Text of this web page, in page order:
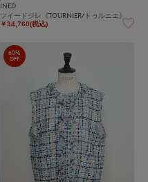
INED
ツイードジレ《TOURNIER/トゥルニエ》
￥34,760(税込)
60%
OFF